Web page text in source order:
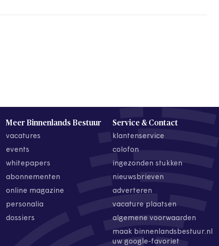
Meer Binnenlands Bestuur
vacatures
events
whitepapers
abonnementen
online magazine
personalia
dossiers
Service & Contact
klantenservice
colofon
ingezonden stukken
nieuwsbrieven
adverteren
vacature plaatsen
algemene voorwaarden
maak binnenlandsbestuur.nl
uw google-favoriet